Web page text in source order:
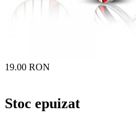
19.00 RON
Stoc epuizat